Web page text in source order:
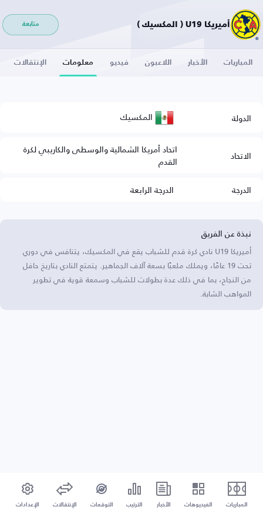
أميريكا U19 ( المكسيك ) متابعة
المباريات الأخبار اللاعبون فيديو معلومات الإنتقالات
الدولة المكسيك
الاتحاد اتحاد أمريكا الشمالية والوسطى والكاريبي لكرة
القدم
الدرجة
الدرجة الرابعة
نبذة عن الفريق
أميريكا U19 نادي كرة قدم للشباب يقع في المكسيك، يتنافس في دوري
تحت 19 عامًا، ويملك ملعبًا بسعة آلاف الجماهير. يتمتع النادي بتاريخ حافل
من النجاح، بما في ذلك عدة بطولات للشباب وسمعة قوية في تطوير
المواهب الشابة.
المباريات الفيديوهات الأخبار الترتيب التوقعات الإنتقالات الإعدادات